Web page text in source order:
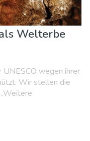
Welterbe
UNESCO wegen ihrer
Wir stellen die